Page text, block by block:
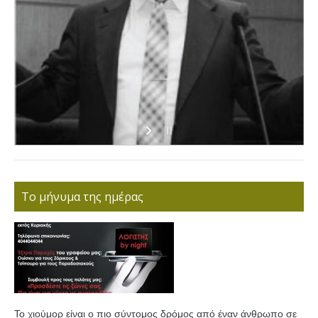
Το μήνυμα της ημέρας
Το χιούμορ είναι ο πιο σύντομος δρόμος από έναν άνθρωπο σε